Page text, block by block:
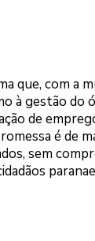
que, com a
à gestão do
de
é de
sem